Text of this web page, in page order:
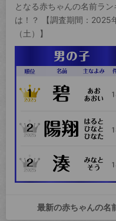
となる赤ちゃんの名前ラ
は！？ 【調査期間：2025
（土）】
最新の赤ちゃんの名